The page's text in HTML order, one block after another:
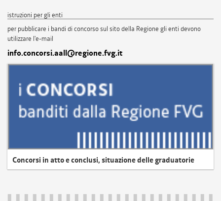
istruzioni per gli enti
per pubblicare i bandi di concorso sul sito della Regione gli enti devono
utilizzare l'e-mail
info.concorsi.aall@regione.fvg.it
Concorsi in atto e conclusi, situazione delle graduatorie